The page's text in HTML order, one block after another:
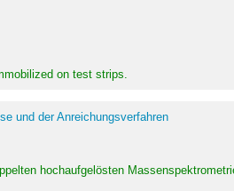
on test strips.
und der Anreichungsverfahren
hochaufgelösten